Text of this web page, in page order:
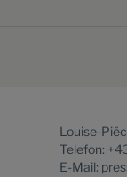
Louise-
Telefon:
E-Mail: